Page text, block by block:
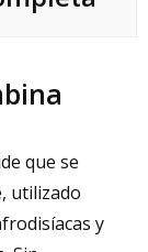
que se
utilizado
y